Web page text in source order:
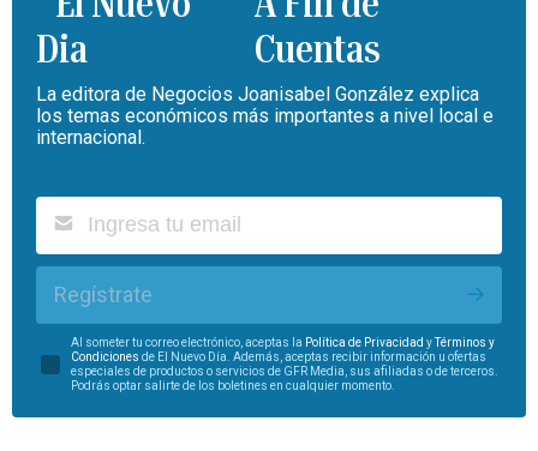
Cuentas
La editora de Negocios Joanisabel González explica
los temas económicos más importantes a nivel local e
internacional.
Regístrate
Al someter tu correo electrónico, aceptas la Política de Privacidad yTérminos y
Condiciones de El Nuevo Día. Además, aceptas recibir información u ofertas
especiales de productos o servicios de GFR Media, sus afiliadas o de terceros.
Podrás optar salirte de los boletines en cualquier momento.